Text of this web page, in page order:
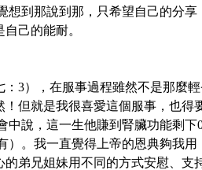
到那說到那，只希望自己的分
己的能耐。
：3），在服事過程雖然不是那麼
但就是我很喜愛這個服事，也
說，這一生他賺到腎臟功能剩
。我一直覺得上帝的恩典夠我
弟兄姐妹用不同的方式安慰、